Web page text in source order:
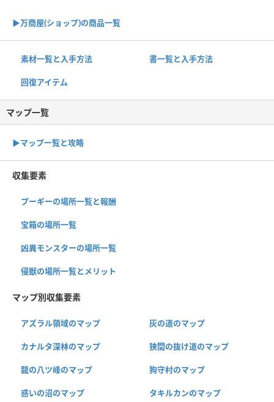
▶︎万商屋(ショップ)の商品一覧
素材一覧と入手方法 書一覧と入手方法
回復アイテム
マップ一覧
▶︎マップ一覧と攻略
収集要素
プーギーの場所一覧と報酬
宝箱の場所一覧
凶異モンスターの場所一覧
侵獣の場所一覧とメリット
マップ別収集要素
アズラル領域のマップ 灰の道のマップ
カナルタ深林のマップ 狭間の抜け道のマップ
龍の八ツ峰のマップ 狗守村のマップ
惑いの沼のマップ タキルカンのマップ